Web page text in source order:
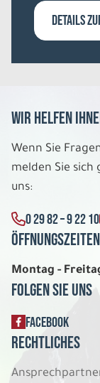
DETAILS
Wir helfen
Wenn Sie
melden Sie
uns:
0 29 82 – 9 22 10
Montag -
Folgen Sie uns
FACEBOOK
Rechtliches